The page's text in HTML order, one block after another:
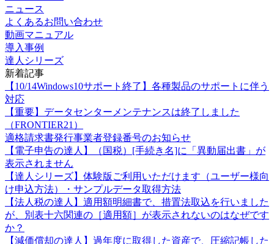
ニュース
よくあるお問い合わせ
動画マニュアル
導入事例
達人シリーズ
新着記事
【10/14Windows10サポート終了】各種製品のサポートに伴う
対応
【重要】データセンターメンテナンスは終了しました
（FRONTIER21）
適格請求書発行事業者登録番号のお知らせ
【電子申告の達人】（国税）[手続き名]に「異動届出書」が
表示されません
【達人シリーズ】体験版ご利用いただけます（ユーザー様向
け申込方法）・サンプルデータ取得方法
【法人税の達人】適用額明細書で、措置法取込を行いました
が、別表十六関連の［適用額］が表示されないのはなぜです
か？
【減価償却の達人】過年度に取得した資産で、圧縮記帳した